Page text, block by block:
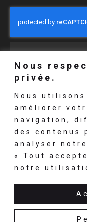
Nous
privée.
Nous utilisons
améliorer
navigation,
des contenus
analyser
« Tout
notre
3928 route
légales